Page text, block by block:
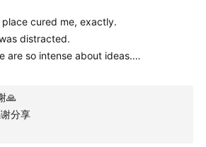
指导表演的导演，是最好的导演
要，出国的选择更多基于开阔人生
个角色，能够将自己「燃烧殆尽」
cured me, exactly.
distracted.
are so intense about ideas.
certain times of day,
again,
still enjoy books.
🙏
分享